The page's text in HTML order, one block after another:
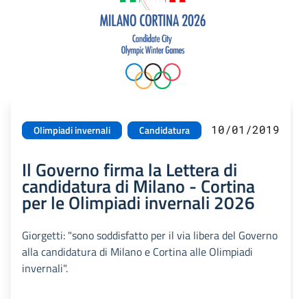
Olimpiadi invernali Candidatura 10/01/2019
Il Governo firma la Lettera di
candidatura di Milano - Cortina
per le Olimpiadi invernali 2026
Giorgetti: "sono soddisfatto per il via libera del Governo
alla candidatura di Milano e Cortina alle Olimpiadi
invernali".